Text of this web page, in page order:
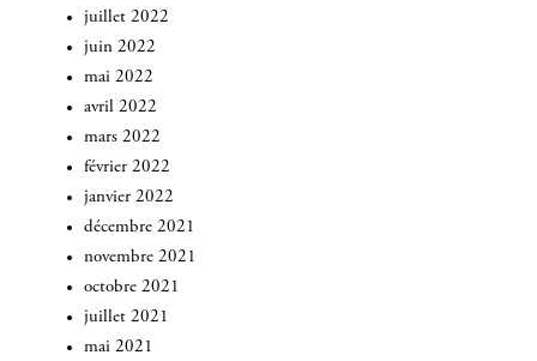
juillet 2022
juin 2022
mai 2022
avril 2022
mars 2022
février 2022
janvier 2022
décembre 2021
novembre 2021
octobre 2021
juillet 2021
mai 2021
INSCRIVEZ-VOUS